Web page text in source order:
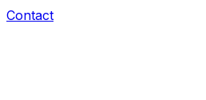
Contact